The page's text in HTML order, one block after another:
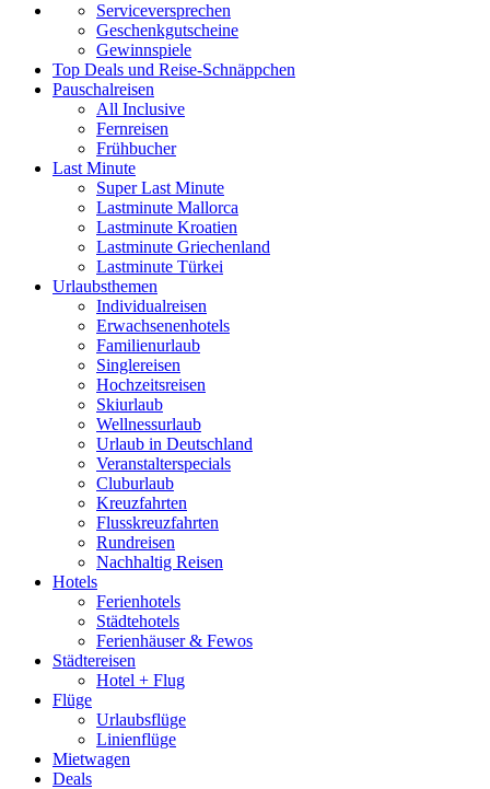
Serviceversprechen
Geschenkgutscheine
Gewinnspiele
Top Deals und Reise-Schnäppchen
Pauschalreisen
All Inclusive
Fernreisen
Frühbucher
Last Minute
Super Last Minute
Lastminute Mallorca
Lastminute Kroatien
Lastminute Griechenland
Lastminute Türkei
Urlaubsthemen
Individualreisen
Erwachsenenhotels
Familienurlaub
Singlereisen
Hochzeitsreisen
Skiurlaub
Wellnessurlaub
Urlaub in Deutschland
Veranstalterspecials
Cluburlaub
Kreuzfahrten
Flusskreuzfahrten
Rundreisen
Nachhaltig Reisen
Hotels
Ferienhotels
Städtehotels
Ferienhäuser & Fewos
Städtereisen
Hotel + Flug
Flüge
Urlaubsflüge
Linienflüge
Mietwagen
Deals